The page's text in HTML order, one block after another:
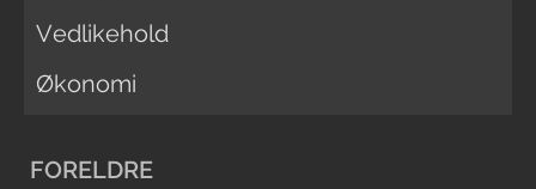
Vedlikehold
Økonomi
FORELDRE